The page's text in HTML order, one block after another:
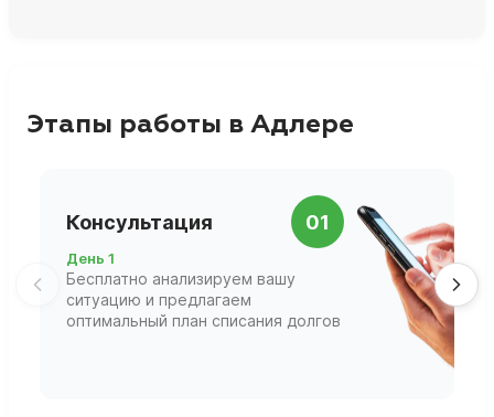
Этапы работы в Адлере
Консультация 01
День 1
Бесплатно анализируем вашу
ситуацию и предлагаем
оптимальный план списания долгов